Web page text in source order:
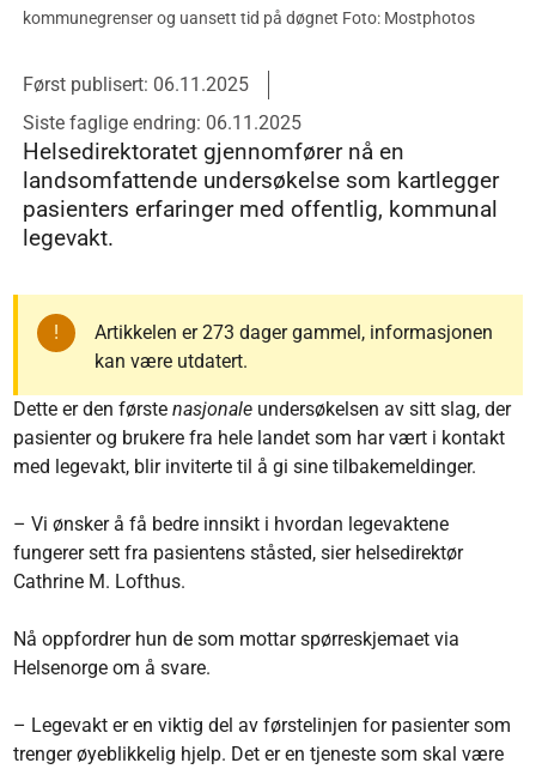
kommunegrenser og uansett tid på døgnet Foto: Mostphotos
Først publisert: 06.11.2025
Siste faglige endring: 06.11.2025
Helsedirektoratet gjennomfører nå en
landsomfattende undersøkelse som kartlegger
pasienters erfaringer med offentlig, kommunal
legevakt.
Artikkelen er 273 dager gammel, informasjonen
kan være utdatert.
Dette er den førstenasjonale undersøkelsen av sitt slag, der
pasienter og brukere fra hele landet som har vært i kontakt
med legevakt, blir inviterte til å gi sine tilbakemeldinger.
– Vi ønsker å få bedre innsikt i hvordan legevaktene
fungerer sett fra pasientens ståsted, sier helsedirektør
Cathrine M. Lofthus.
Nå oppfordrer hun de som mottar spørreskjemaet via
Helsenorge om å svare.
– Legevakt er en viktig del av førstelinjen for pasienter som
trenger øyeblikkelig hjelp. Det er en tjeneste som skal være